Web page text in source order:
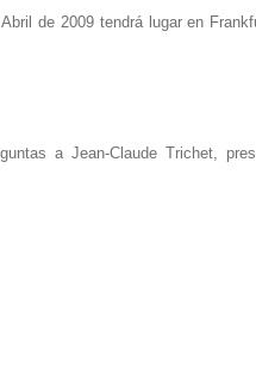
de 2009 tendrá lugar en
a Jean-Claude Trichet,